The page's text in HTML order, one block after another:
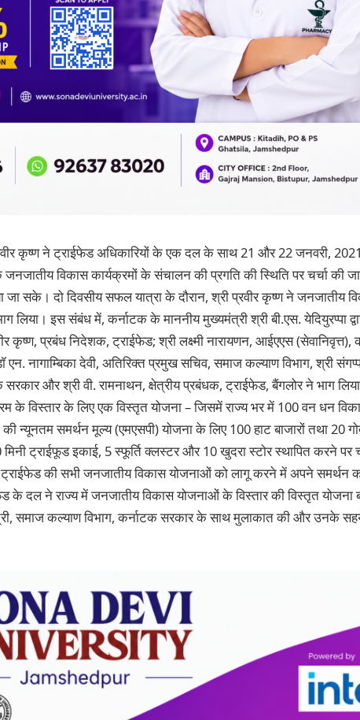
कृष्ण ने ट्राईफेड अधिकारियों के एक दल के साथ 21 और 22 जनवरी,
जनजातीय विकास कार्यक्रमों के संचालन की प्रगति की स्थिति पर चर्चा की
जा सके। दो दिवसीय सफल यात्रा के दौरान, श्री प्रवीर कृष्ण ने जनजातीय
लिया। इस संबंध में, कर्नाटक के माननीय मुख्यमंत्री श्री बी.एस. येदियुरप्पा
कृष्ण, प्रबंध निदेशक, ट्राईफेड; श्री लक्ष्मी नारायणन, आईएएस
नागाम्बिका देवी, अतिरिक्त प्रमुख सचिव, समाज कल्याण विभाग, श्री
और श्री वी. रामनाथन, क्षेत्रीय प्रबंधक, ट्राईफेड, बैंगलोर ने भाग
के विस्तार के लिए एक विस्तृत योजना – जिसमें राज्य भर में 100 वन धन
न्यूनतम समर्थन मूल्य (एमएसपी) योजना के लिए 100 हाट बाजारों तथा 20
मिनी ट्राईफूड इकाई, 5 स्फूर्ति क्लस्टर और 10 खुदरा स्टोर स्थापित करने पर
ट्राईफेड की सभी जनजातीय विकास योजनाओं को लागू करने में अपने समर्थन
के दल ने राज्य में जनजातीय विकास योजनाओं के विस्तार की विस्तृत योजना
समाज कल्याण विभाग, कर्नाटक सरकार के साथ मुलाकात की और उनके